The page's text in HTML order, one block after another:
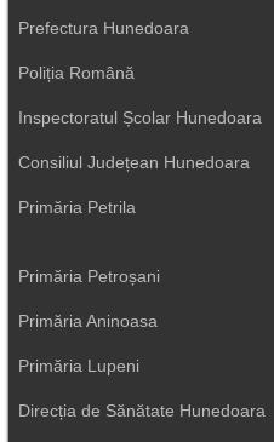
Prefectura Hunedoara
Poliția Română
Inspectoratul Școlar Hunedoara
Consiliul Județean Hunedoara
Primăria Petrila
Primăria Petroșani
Primăria Aninoasa
Primăria Lupeni
Direcția de Sănătate Hunedoara